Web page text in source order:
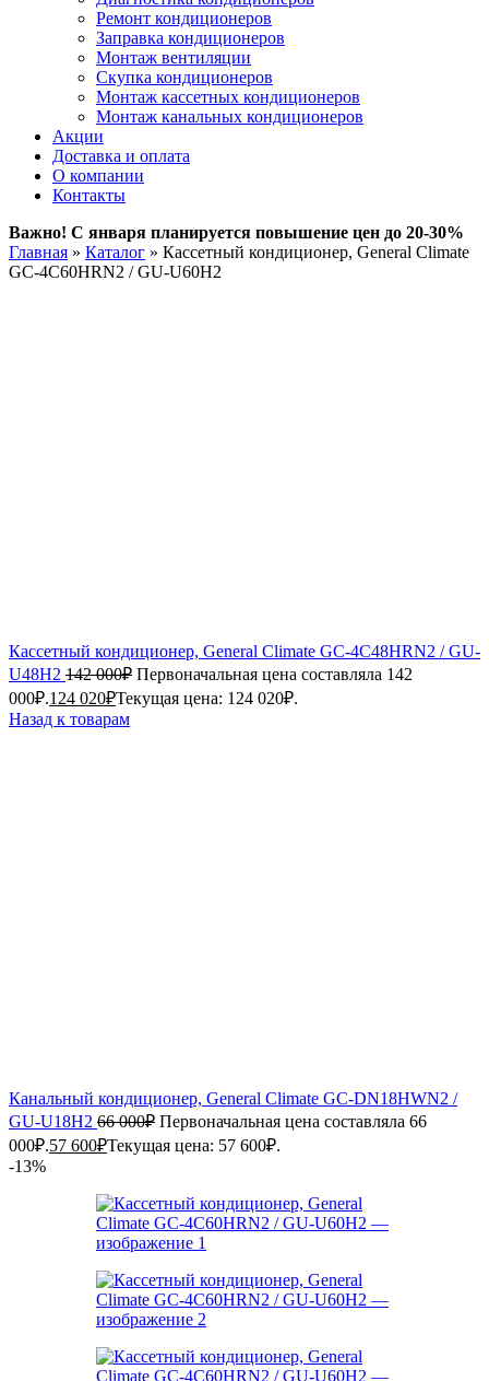
Ремонт кондиционеров
Заправка кондиционеров
Монтаж вентиляции
Скупка кондиционеров
Монтаж кассетных кондиционеров
Монтаж канальных кондиционеров
Акции
Доставка и оплата
О компании
Контакты
Важно! С января планируется повышение цен до 20-30%
Главная » Каталог » Кассетный кондиционер, General Climate
GC-4C60HRN2 / GU-U60H2
Кассетный кондиционер, General Climate GC-4C48HRN2 / GU-
U48H2 142 000₽ Первоначальная цена составляла 142
000₽.124 020₽Текущая цена: 124 020₽.
Назад к товарам
Канальный кондиционер, General Climate GC-DN18HWN2 /
GU-U18H2 66 000₽ Первоначальная цена составляла 66
000₽.57 600₽Текущая цена: 57 600₽.
-13%